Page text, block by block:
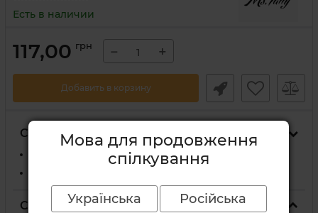
Есть в наличии
117,00 грн − +
Добавить в корзину
Способы доставки
На отделение Новой Почты
Способы оплаты
Мова для продовження
спілкування
Українська Російська